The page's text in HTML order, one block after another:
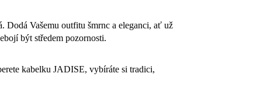
Dodá Vašemu outfitu šmrnc a eleganci, ať už
být středem pozornosti.
kabelku JADISE, vybíráte si tradici,